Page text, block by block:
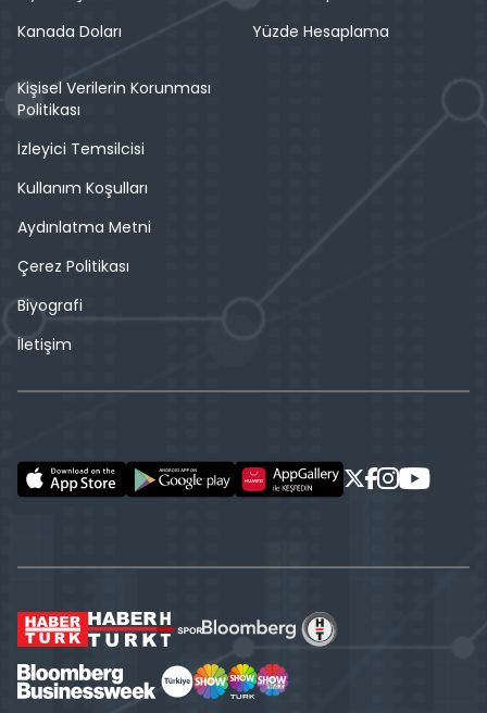
Kanada Doları
Yüzde Hesaplama
Kişisel Verilerin Korunması
Politikası
İzleyici Temsilcisi
Kullanım Koşulları
Aydınlatma Metni
Çerez Politikası
Biyografi
İletişim